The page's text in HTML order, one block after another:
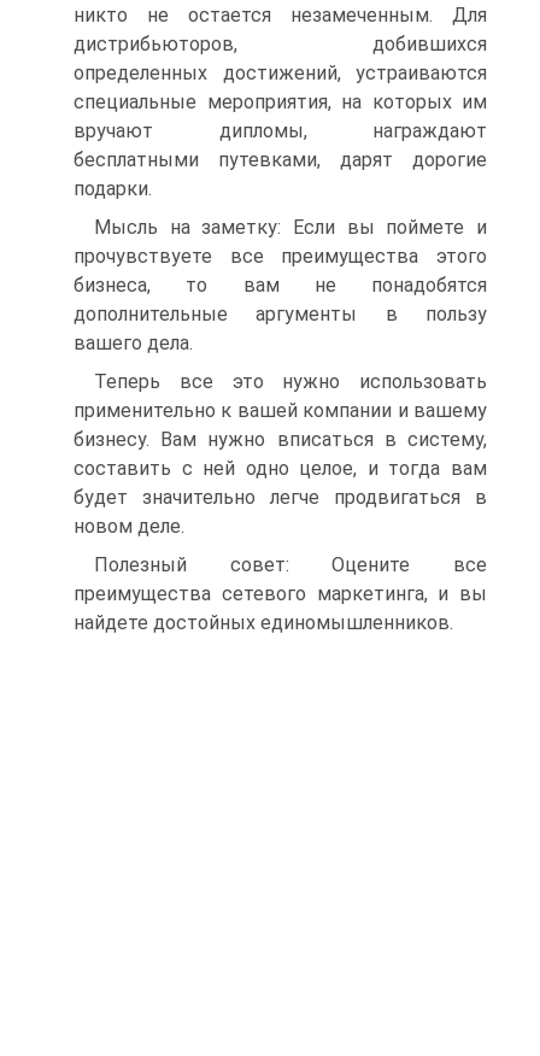
никто не остается незамеченным. Для
дистрибьюторов, добившихся
определенных достижений, устраиваются
специальные мероприятия, на которых им
вручают дипломы, награждают
бесплатными путевками, дарят дорогие
подарки.
Мысль на заметку: Если вы поймете и
прочувствуете все преимущества этого
бизнеса, то вам не понадобятся
дополнительные аргументы в пользу
вашего дела.
Теперь все это нужно использовать
применительно к вашей компании и вашему
бизнесу. Вам нужно вписаться в систему,
составить с ней одно целое, и тогда вам
будет значительно легче продвигаться в
новом деле.
Полезный совет: Оцените все
преимущества сетевого маркетинга, и вы
найдете достойных единомышленников.